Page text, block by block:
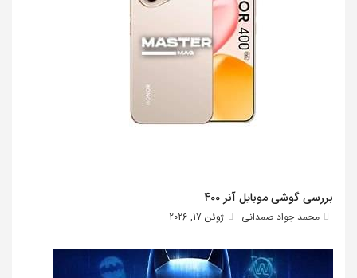
بررسی گوشی موبایل آنر 400
محمد جواد صمدانی ژوئن 17, 2026